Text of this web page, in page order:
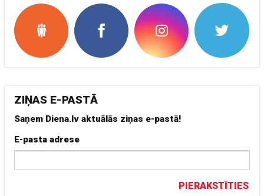
ZIŅAS E-PASTĀ
Saņem Diena.lv aktuālās ziņas e-pastā!
E-pasta adrese
PIERAKSTĪTIES